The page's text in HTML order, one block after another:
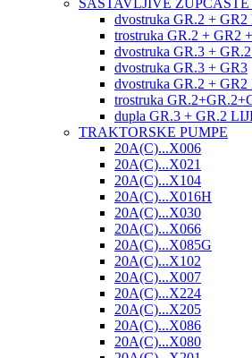
SASTAVLJIVE ZUPČASTE
dvostruka GR.2 + GR2
trostruka GR.2 + GR2
dvostruka GR.3 +
dvostruka GR.3 + GR3
dvostruka GR.2 +
trostruka
dupla GR.3 + GR.2
TRAKTORSKE PUMPE
20A(C)...X006
20A(C)...X021
20A(C)...X104
20A(C)...X016H
20A(C)...X030
20A(C)...X066
20A(C)...X085G
20A(C)...X102
20A(C)...X007
20A(C)...X224
20A(C)...X205
20A(C)...X086
20A(C)...X080